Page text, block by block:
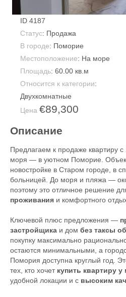
ID 4187
Статус: Продажа
В городе: Поморие
Местоположение: На море
Площадь: 60.00 кв.м
Относится к категории:
Двухкомнатные
Цена €89,300
Описание
Предлагаем к продаже квартиру
моря — в уютном Поморие.
новостройке в Старом городе, в
больницей. До моря и пляжа —
поэтому это отличное решение
проживания и комфортного
Ключевой плюс предложения —
застройщика и дом без таксы
покупку максимально
остаются минимальными, а
Помория доступна круглый год.
тех, кто хочет купить квартиру
удобной локации и с высоким